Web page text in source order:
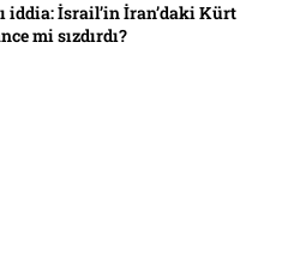
iddia: İsrail’in İran’daki Kürt
mi sızdırdı?